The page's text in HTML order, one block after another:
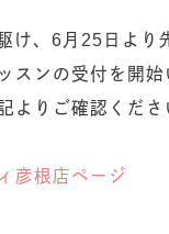
け、6月25日より
スンの受付を開始
よりご確認くださ
彦根店ページ